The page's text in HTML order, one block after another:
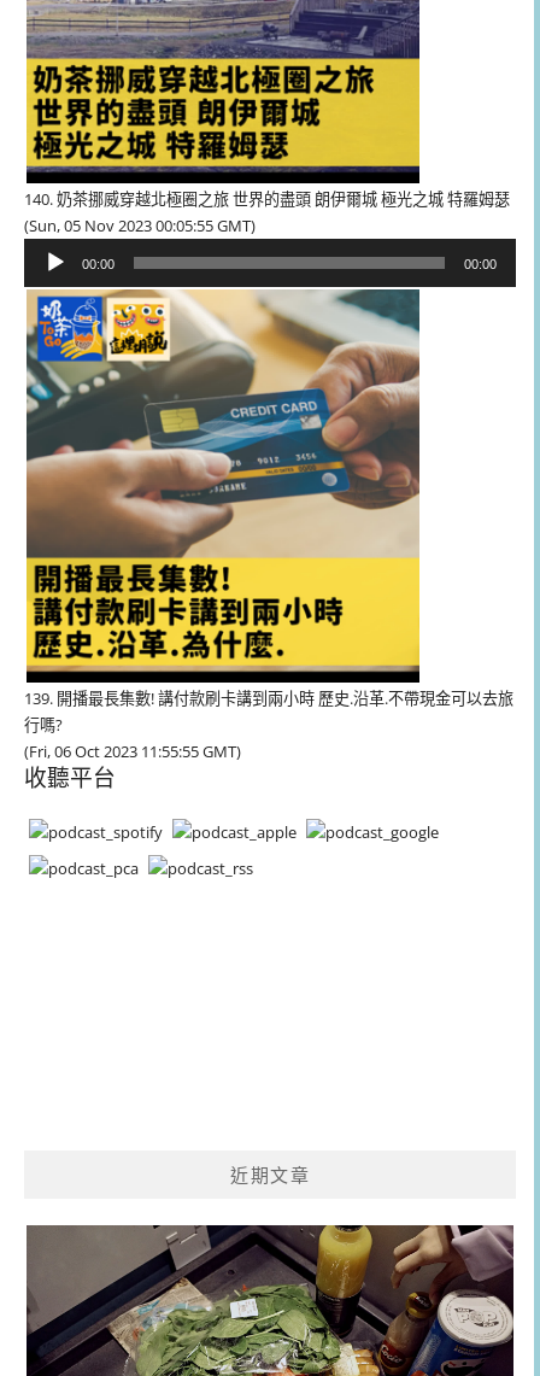
140. 奶茶挪威穿越北極圈之旅 世界的盡頭 朗伊爾城 極光之城 特羅姆瑟
(Sun, 05 Nov 2023 00:05:55 GMT)
播
放
器
00:00 00:00
139. 開播最長集數! 講付款刷卡講到兩小時 歷史.沿革.不帶現金可以去旅
行嗎?
(Fri, 06 Oct 2023 11:55:55 GMT)
收聽平台
近期文章